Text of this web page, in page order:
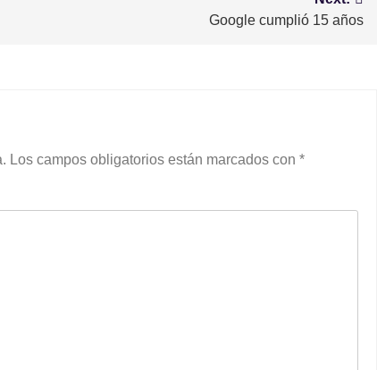
Google cumplió 15 años
Los campos obligatorios están marcados con *